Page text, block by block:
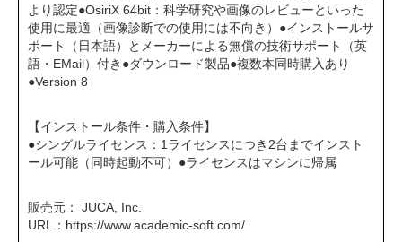
より認定●OsiriX 64bit：科学研究や画像のレビューといった
使用に最適（画像診断での使用には不向き）●インストールサ
ポート（日本語）とメーカーによる無償の技術サポート（英
語・EMail）付き●ダウンロード製品●複数本同時購入あり
●Version 8
【インストール条件・購入条件】
●シングルライセンス：1ライセンスにつき2台までインスト
ール可能（同時起動不可）●ライセンスはマシンに帰属
販売元： JUCA, Inc.
URL： https://www.academic-soft.com/